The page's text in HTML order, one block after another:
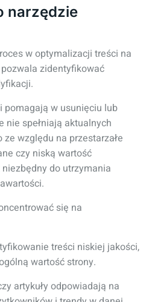
narzędzie
w optymalizacji treści na
zidentyfikować
pomagają w usunięciu lub
nie spełniają aktualnych
względu na przestarzałe
czy niską wartość
do utrzymania
się na
treści niskiej jakości,
wartość strony.
artykuły odpowiadają na